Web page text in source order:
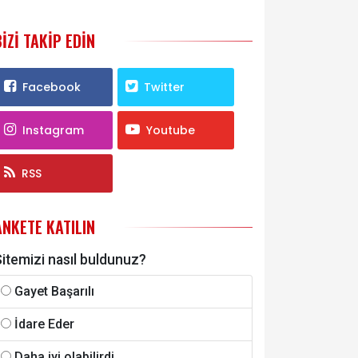
TAKIP EDIN
Facebook Twitter
Instagram Youtube
RSS
KATILIN
nasıl buldunuz?
Gayet Başarılı
İdare Eder